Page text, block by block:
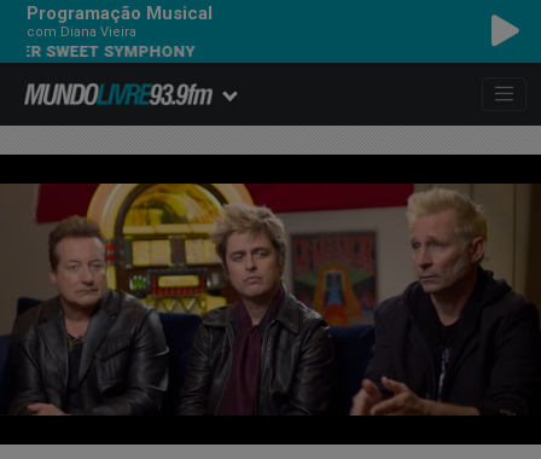
Programação Musical
com Diana Vieira
SYMPHONY